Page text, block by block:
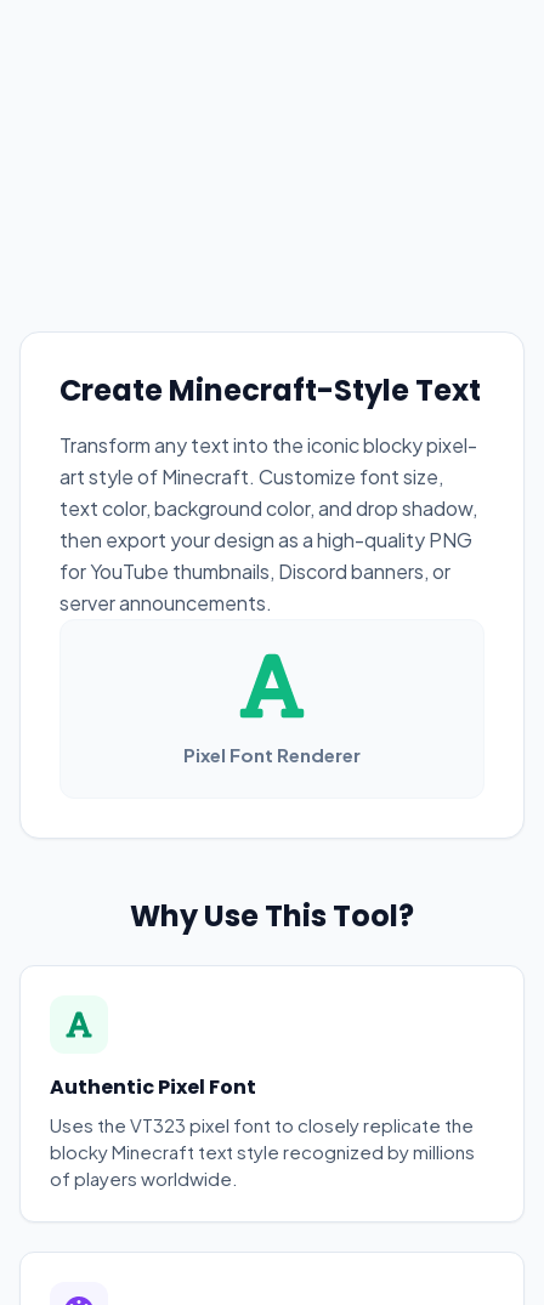
Create Minecraft-Style Text
Transform any text into the iconic blocky pixel-
art style of Minecraft. Customize font size,
text color, background color, and drop shadow,
then export your design as a high-quality PNG
for YouTube thumbnails, Discord banners, or
server announcements.
Pixel Font Renderer
Why Use This Tool?
Authentic Pixel Font
Uses the VT323 pixel font to closely replicate the
blocky Minecraft text style recognized by millions
of players worldwide.